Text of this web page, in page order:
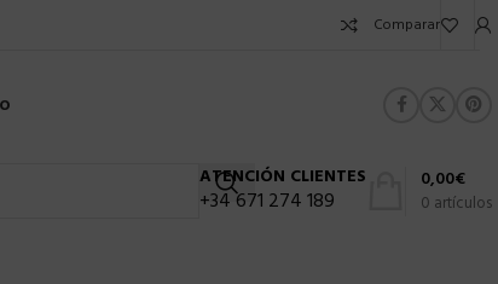
Comparar
ATENCIÓN CLIENTES
+34 671 274 189 0 artículos
0,00€